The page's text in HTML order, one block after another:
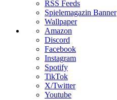
RSS Feeds
Spielemagazin Banner
Wallpaper
Amazon
Discord
Facebook
Instagram
Spotify
TikTok
X/Twitter
Youtube